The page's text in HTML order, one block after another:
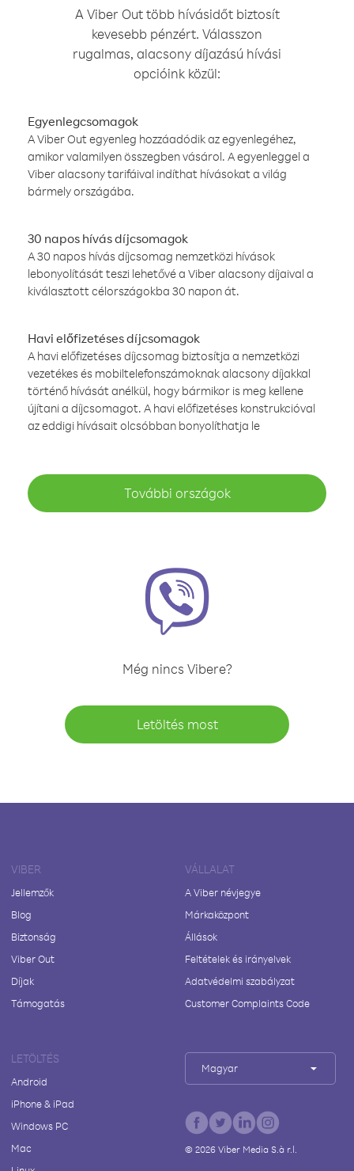
A Viber Out több hívásidőt biztosít
kevesebb pénzért. Válasszon
rugalmas, alacsony díjazású hívási
opcióink közül:
Egyenlegcsomagok
A Viber Out egyenleg hozzáadódik az egyenlegéhez,
amikor valamilyen összegben vásárol. A egyenleggel a
Viber alacsony tarifáival indíthat hívásokat a világ
bármely országába.
30 napos hívás díjcsomagok
A 30 napos hívás díjcsomag nemzetközi hívások
lebonyolítását teszi lehetővé a Viber alacsony díjaival a
kiválasztott célországokba 30 napon át.
Havi előfizetéses díjcsomagok
A havi előfizetéses díjcsomag biztosítja a nemzetközi
vezetékes és mobiltelefonszámoknak alacsony díjakkal
történő hívását anélkül, hogy bármikor is meg kellene
újítani a díjcsomagot. A havi előfizetéses konstrukcióval
az eddigi hívásait olcsóbban bonyolíthatja le
További országok
Még nincs Vibere?
Letöltés most
VIBER
Jellemzők
Blog
Biztonság
Viber Out
Díjak
Támogatás
VÁLLALAT
A Viber névjegye
Márkaközpont
Állások
Feltételek és irányelvek
Adatvédelmi szabályzat
Customer Complaints Code
LETÖLTÉS
Android
iPhone & iPad
Windows PC
Mac
Magyar
© 2026Viber Media S.à r.l.